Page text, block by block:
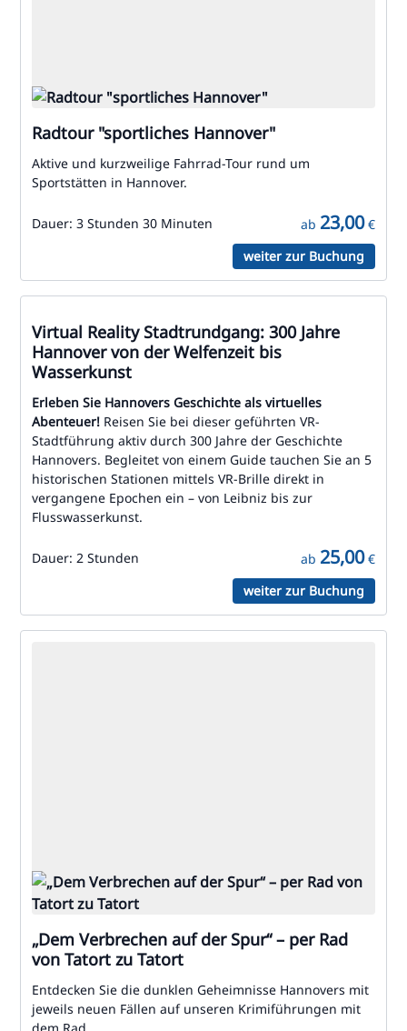
Radtour "sportliches Hannover"
Aktive und kurzweilige Fahrrad-Tour rund um
Sportstätten in Hannover.
Dauer: 3 Stunden 30 Minuten ab 23,00€
weiter zur Buchung
Virtual Reality Stadtrundgang: 300 Jahre
Hannover von der Welfenzeit bis
Wasserkunst
Erleben Sie Hannovers Geschichte als virtuelles
Abenteuer! Reisen Sie bei dieser geführten VR-
Stadtführung aktiv durch 300 Jahre der Geschichte
Hannovers. Begleitet von einem Guide tauchen Sie an 5
historischen Stationen mittels VR-Brille direkt in
vergangene Epochen ein – von Leibniz bis zur
Flusswasserkunst.
Dauer: 2 Stunden ab 25,00€
weiter zur Buchung
„Dem Verbrechen auf der Spur“ – per Rad
von Tatort zu Tatort
Entdecken Sie die dunklen Geheimnisse Hannovers mit
jeweils neuen Fällen auf unseren Krimiführungen mit